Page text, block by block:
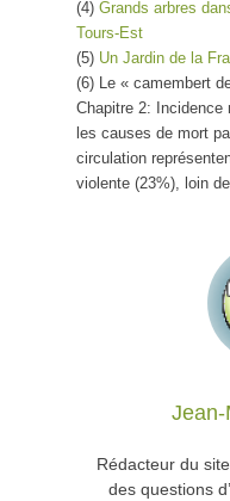
(4) Grands arbres
Tours-Est
(5) Un Jardin de la
(6) Le « camembert
Chapitre 2: Incidence
les causes de mort
circulation
violente (23%), loin
Jean-
Rédacteur du
des questions